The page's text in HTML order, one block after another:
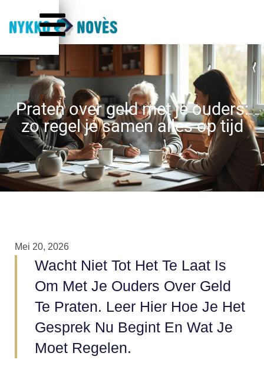
Praten over geld met je ouders:
zo regel je samen alles op tijd
Mei 20, 2026
Wacht Niet Tot Het Te Laat Is
Om Met Je Ouders Over Geld
Te Praten. Leer Hier Hoe Je Het
Gesprek Nu Begint En Wat Je
Moet Regelen.